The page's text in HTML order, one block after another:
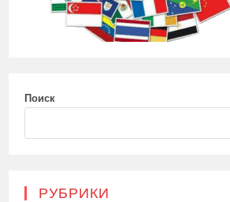
Поиск
РУБРИКИ